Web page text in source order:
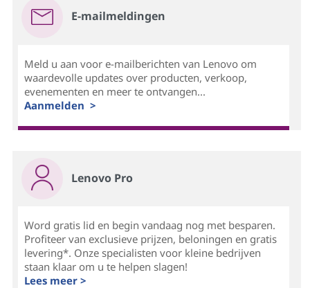
E-mailmeldingen
Meld u aan voor e-mailberichten van Lenovo om
waardevolle updates over producten, verkoop,
evenementen en meer te ontvangen...
Aanmelden >
Lenovo Pro
Word gratis lid en begin vandaag nog met besparen.
Profiteer van exclusieve prijzen, beloningen en gratis
levering*. Onze specialisten voor kleine bedrijven
staan klaar om u te helpen slagen!
Lees meer >